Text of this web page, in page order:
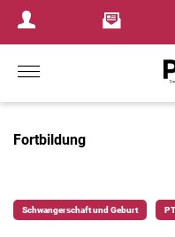
Login Menu
Fortbildung
Schwangerschaft und Geburt